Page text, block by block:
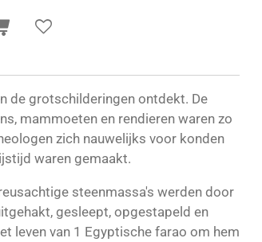
de grotschilderingen ontdekt. De
mammoeten en rendieren waren zo
zich nauwelijks voor konden
waren gemaakt.
steenmassa's werden door
gesleept, opgestapeld en
leven van 1 Egyptische farao om hem